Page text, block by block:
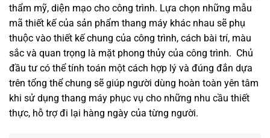
thẩm mỹ, diện mạo cho công trình. Lựa chọn những mẫu
mã thiết kế của sản phẩm thang máy khác nhau sẽ phụ
thuộc vào thiết kế chung của công trình, cách bài trí, màu
sắc và quan trọng là mặt phong thủy của công trình. Chủ
đầu tư có thể tính toán một cách hợp lý và đúng đắn dựa
trên tổng thể chung sẽ giúp người dùng hoàn toàn yên tâm
khi sử dụng thang máy phục vụ cho những nhu cầu thiết
thực, hỗ trợ đi lại hàng ngày của từng người.